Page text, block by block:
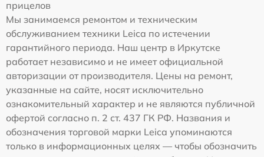
прицелов
Мы занимаемся ремонтом и техническим
обслуживанием техники Leica по истечении
гарантийного периода. Наш центр в Иркутске
работает независимо и не имеет официальной
авторизации от производителя. Цены на ремонт,
указанные на сайте, носят исключительно
ознакомительный характер и не являются публичной
офертой согласно п. 2 ст. 437 ГК РФ. Названия и
обозначения торговой марки Leica упоминаются
только в информационных целях — чтобы обозначить